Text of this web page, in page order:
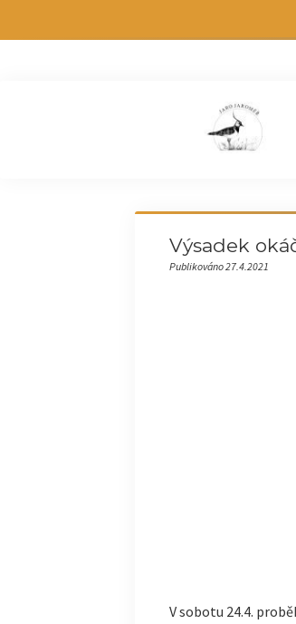
Výsadek
Publikováno 27.4.2021
V sobotu 24.4.